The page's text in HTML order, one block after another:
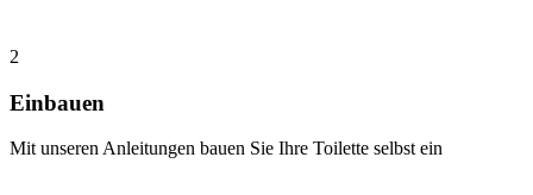
2
Einbauen
Mit unseren Anleitungen bauen Sie Ihre Toilette selbst ein